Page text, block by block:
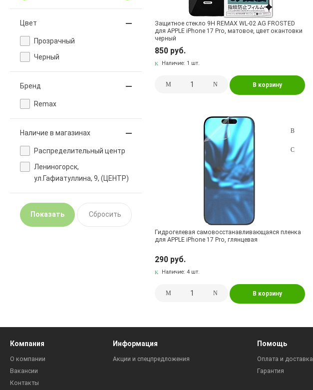
Цвет
Прозрачный
Черный
Бренд
Remax
Наличие в магазинах
Pаспределительный центр
Лениногорск,
ул.Гафиатуллина, 9, (ЦЕНТР)
Защитное стекло 9H REMAX WL-02 AG FROSTED
для APPLE iPhone 17 Pro, матовое, цвет окантовки
черный
850 руб.
Наличие: 1 шт.
В корзину
Гидрогелевая самовосстанавливающаяся пленка
для APPLE iPhone 17 Pro, глянцевая
290 руб.
Наличие:4 шт.
В корзину
Компания
О компании
Вакансии
Контакты
Информация
Акции и спецпредложения
Помощь
Оплата и доставка
Гарантия